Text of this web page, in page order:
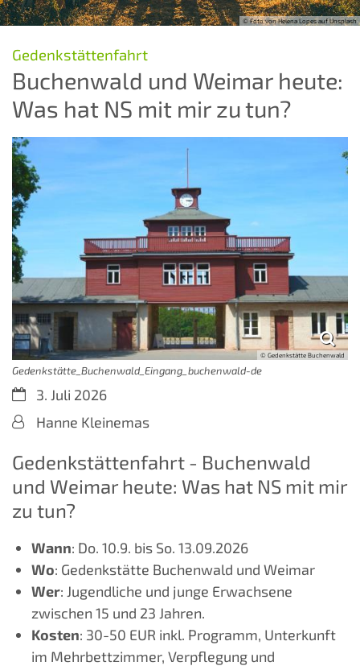
© Foto von Helena Lopes auf Unsplash
Gedenkstättenfahrt:
Buchenwald und Weimar heute:
Was hat NS mit mir zu tun?
© Gedenkstätte Buchenwald
Gedenkstätte_Buchenwald_Eingang_buchenwald-de
Datum:3. Juli 2026
Von:Hanne Kleinemas
Gedenkstättenfahrt - Buchenwald
und Weimar heute: Was hat NS mit mir
zu tun?
Wann: Do. 10.9. bis So. 13.09.2026
Wo: Gedenkstätte Buchenwald und Weimar
Wer: Jugendliche und junge Erwachsene
zwischen 15 und 23 Jahren.
Kosten: 30-50 EUR inkl. Programm, Unterkunft
im Mehrbettzimmer, Verpflegung und